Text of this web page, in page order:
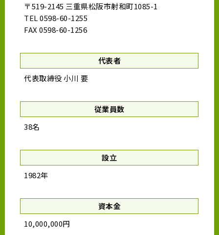
〒519-2145 三重県松阪市射和町1085-1
TEL 0598-60-1255
FAX 0598-60-1256
代表者
代表取締役 小川 要
従業員数
38名
設立
1982年
資本金
10,000,000円